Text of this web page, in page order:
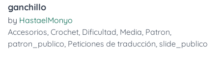
ganchillo
by HastaelMonyo
Accesorios, Crochet, Dificultad, Media, Patron,
patron_publico, Peticiones de traducción, slide_publico